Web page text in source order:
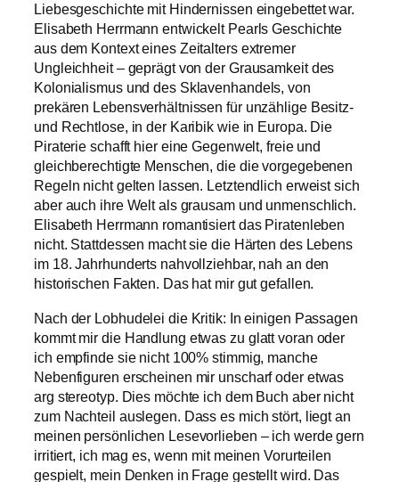
Liebesgeschichte mit Hindernissen eingebettet war.
Elisabeth Herrmann entwickelt Pearls Geschichte
aus dem Kontext eines Zeitalters extremer
Ungleichheit – geprägt von der Grausamkeit des
Kolonialismus und des Sklavenhandels, von
prekären Lebensverhältnissen für unzählige Besitz-
und Rechtlose, in der Karibik wie in Europa. Die
Piraterie schafft hier eine Gegenwelt, freie und
gleichberechtigte Menschen, die die vorgegebenen
Regeln nicht gelten lassen. Letztendlich erweist sich
aber auch ihre Welt als grausam und unmenschlich.
Elisabeth Herrmann romantisiert das Piratenleben
nicht. Stattdessen macht sie die Härten des Lebens
im 18. Jahrhunderts nahvollziehbar, nah an den
historischen Fakten. Das hat mir gut gefallen.
Nach der Lobhudelei die Kritik: In einigen Passagen
kommt mir die Handlung etwas zu glatt voran oder
ich empfinde sie nicht 100% stimmig, manche
Nebenfiguren erscheinen mir unscharf oder etwas
arg stereotyp. Dies möchte ich dem Buch aber nicht
zum Nachteil auslegen. Dass es mich stört, liegt an
meinen persönlichen Lesevorlieben – ich werde gern
irritiert, ich mag es, wenn mit meinen Vorurteilen
gespielt, mein Denken in Frage gestellt wird. Das